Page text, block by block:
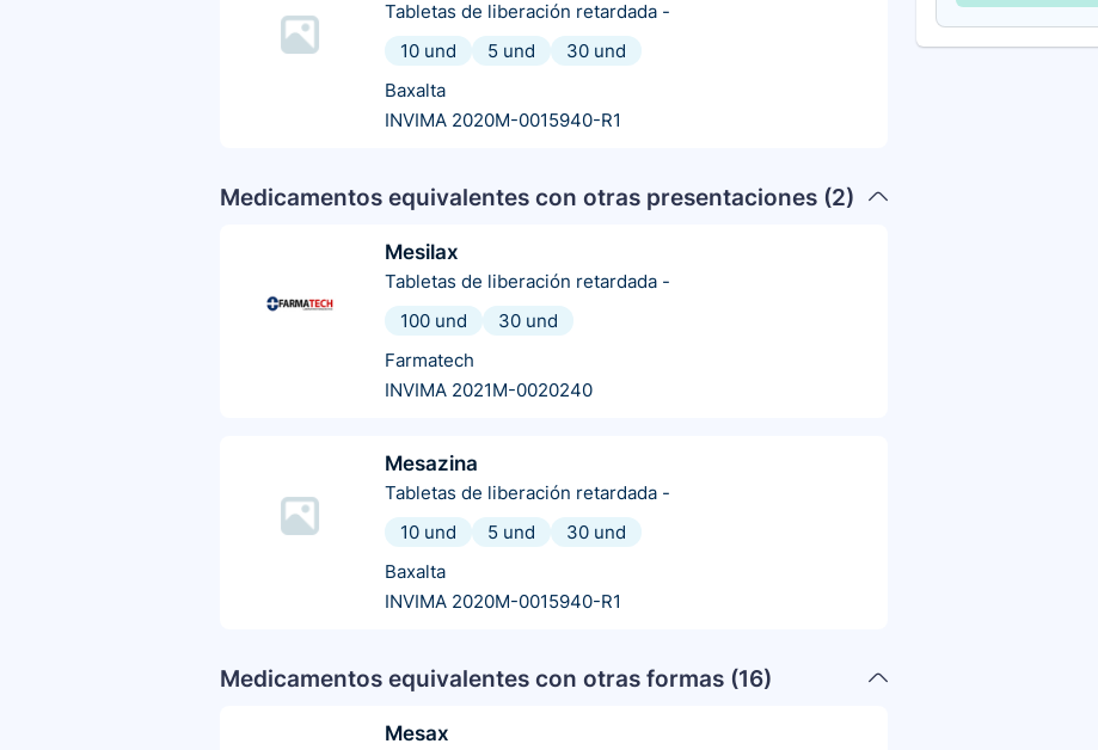
Tabletas de liberación retardada -
10 und
5 und
30 und
Baxalta
INVIMA 2020M-0015940-R1
Medicamentos equivalentes con otras presentaciones (2)
Mesilax
Tabletas de liberación retardada -
100 und
30 und
Farmatech
INVIMA 2021M-0020240
Mesazina
Tabletas de liberación retardada -
10 und
5 und
30 und
Baxalta
INVIMA 2020M-0015940-R1
Medicamentos equivalentes con otras formas (16)
Mesax